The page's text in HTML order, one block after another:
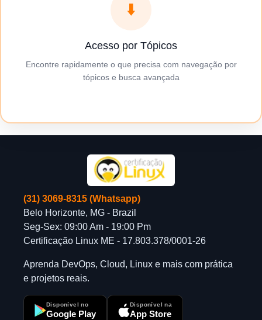
⬇️
Acesso por Tópicos
Encontre rapidamente o que precisa com navegação por
tópicos e busca avançada
(31) 3069-8315 (Whatsapp)
Belo Horizonte, MG - Brazil
Seg-Sex: 09:00 Am - 19:00 Pm
Certificação Linux ME - 17.803.378/0001-26
Aprenda DevOps, Cloud, Linux e mais com prática
e projetos reais.
Disponível no
Google Play
Disponível na
App Store